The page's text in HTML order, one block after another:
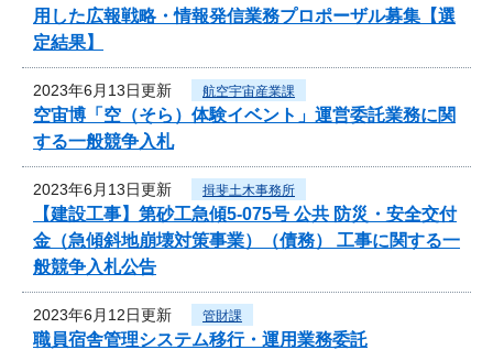
用した広報戦略・情報発信業務プロポーザル募集【選
定結果】
2023年6月13日更新 航空宇宙産業課
空宙博「空（そら）体験イベント」運営委託業務に関
する一般競争入札
2023年6月13日更新 揖斐土木事務所
【建設工事】第砂工急傾5-075号 公共 防災・安全交付
金（急傾斜地崩壊対策事業）（債務） 工事に関する一
般競争入札公告
2023年6月12日更新 管財課
職員宿舎管理システム移行・運用業務委託